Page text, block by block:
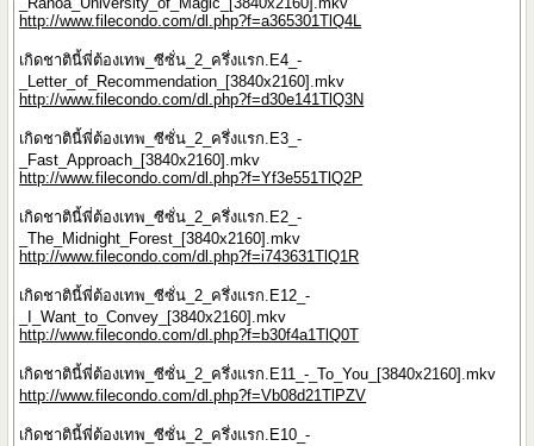
http://www.filecondo.com/dl.php?f=a365301TlQ4L
เกิดชาตินี้พี่ต้องเทพ_ซีซั่น_2_ครึ่งแรก.E4_-
_Letter_of_Recommendation_[3840x2160].mkv
http://www.filecondo.com/dl.php?f=d30e141TlQ3N
เกิดชาตินี้พี่ต้องเทพ_ซีซั่น_2_ครึ่งแรก.E3_-
_Fast_Approach_[3840x2160].mkv
http://www.filecondo.com/dl.php?f=Yf3e551TlQ2P
เกิดชาตินี้พี่ต้องเทพ_ซีซั่น_2_ครึ่งแรก.E2_-
_The_Midnight_Forest_[3840x2160].mkv
http://www.filecondo.com/dl.php?f=i743631TlQ1R
เกิดชาตินี้พี่ต้องเทพ_ซีซั่น_2_ครึ่งแรก.E12_-
_I_Want_to_Convey_[3840x2160].mkv
http://www.filecondo.com/dl.php?f=b30f4a1TlQ0T
เกิดชาตินี้พี่ต้องเทพ_ซีซั่น_2_ครึ่งแรก.E11_-_To_You_[3840x2160].mkv
http://www.filecondo.com/dl.php?f=Vb08d21TlPZV
เกิดชาตินี้พี่ต้องเทพ_ซีซั่น_2_ครึ่งแรก.E10_-